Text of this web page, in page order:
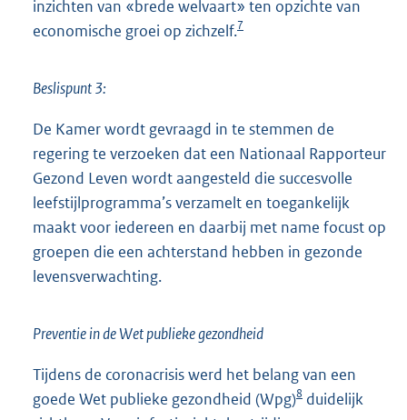
inzichten van «brede welvaart» ten opzichte van
economische groei op zichzelf.7
Beslispunt 3:
De Kamer wordt gevraagd in te stemmen de
regering te verzoeken dat een Nationaal Rapporteur
Gezond Leven wordt aangesteld die succesvolle
leefstijlprogramma’s verzamelt en toegankelijk
maakt voor iedereen en daarbij met name focust op
groepen die een achterstand hebben in gezonde
levensverwachting.
Preventie in de Wet publieke gezondheid
Tijdens de coronacrisis werd het belang van een
goede Wet publieke gezondheid (Wpg)8 duidelijk